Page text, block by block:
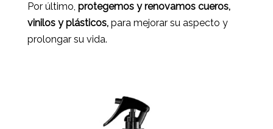
Por último, protegemos y renovamos cueros,
vinilos y plásticos, para mejorar su aspecto y
prolongar su vida.